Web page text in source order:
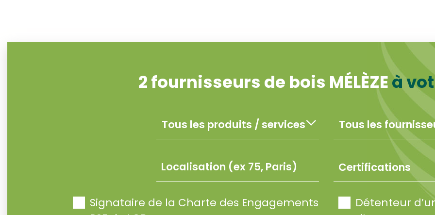
2fournisseurs de bois MÉLÈZEà
Certifications
Signataire de la Charte des Engagements
Détenteur